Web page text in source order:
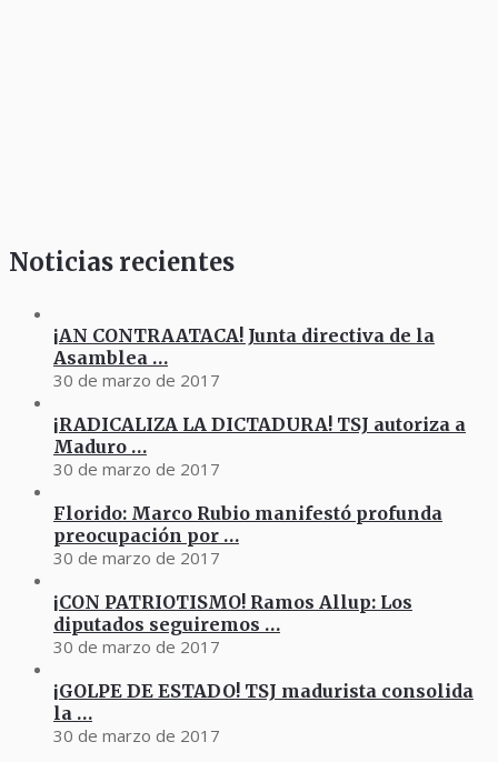
Noticias recientes
¡AN CONTRAATACA! Junta directiva de la
Asamblea …
30 de marzo de 2017
¡RADICALIZA LA DICTADURA! TSJ autoriza a
Maduro …
30 de marzo de 2017
Florido: Marco Rubio manifestó profunda
preocupación por …
30 de marzo de 2017
¡CON PATRIOTISMO! Ramos Allup: Los
diputados seguiremos …
30 de marzo de 2017
¡GOLPE DE ESTADO! TSJ madurista consolida
la …
30 de marzo de 2017